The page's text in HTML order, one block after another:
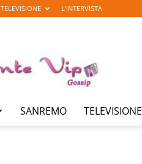
TELEVISIONE L’INTERVISTA
SANREMO TELEVISIONE